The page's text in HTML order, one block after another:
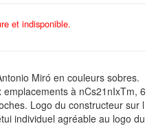
et indisponible.
Miró en couleurs sobres.
à nCs21nIxTm, 6
Logo du constructeur sur l
individuel agréable au logo du